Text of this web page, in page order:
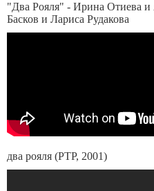
"Два Рояля" - Ирина Отиева
Басков и Лариса Рудакова
два рояля (РТР, 2001)